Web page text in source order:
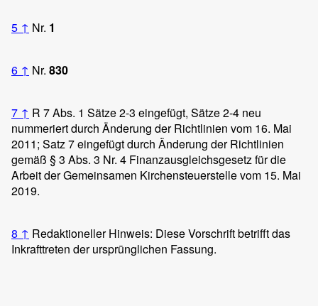
5 ↑ Nr. 1
6 ↑ Nr. 830
7 ↑ R 7 Abs. 1 Sätze 2-3 eingefügt, Sätze 2-4 neu
nummeriert durch Änderung der Richtlinien vom 16. Mai
2011; Satz 7 eingefügt durch Änderung der Richtlinien
gemäß § 3 Abs. 3 Nr. 4 Finanzausgleichsgesetz für die
Arbeit der Gemeinsamen Kirchensteuerstelle vom 15. Mai
2019.
8 ↑ Redaktioneller Hinweis: Diese Vorschrift betrifft das
Inkrafttreten der ursprünglichen Fassung.